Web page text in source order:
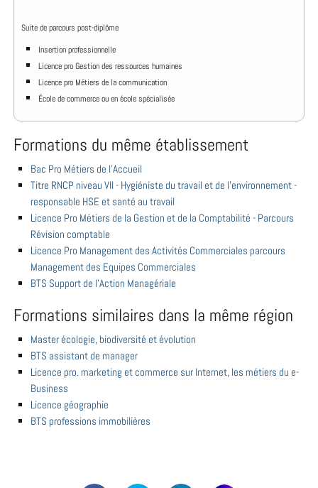
Suite de parcours post-diplôme
Insertion professionnelle
Licence pro Gestion des ressources humaines
Licence pro Métiers de la communication
École de commerce ou en école spécialisée
Formations du même établissement
Bac Pro Métiers de l'Accueil
Titre RNCP niveau VII - Hygiéniste du travail et de l'environnement -
responsable HSE et santé au travail
Licence Pro Métiers de la Gestion et de la Comptabilité - Parcours
Révision comptable
Licence Pro Management des Activités Commerciales parcours
Management des Equipes Commerciales
BTS Support de l'Action Managériale
Formations similaires dans la même région
Master écologie, biodiversité et évolution
BTS assistant de manager
Licence pro. marketing et commerce sur Internet, les métiers du e-
Business
Licence géographie
BTS professions immobilières